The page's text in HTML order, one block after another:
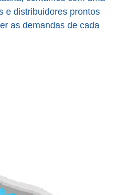
e distribuidores prontos
as demandas de cada